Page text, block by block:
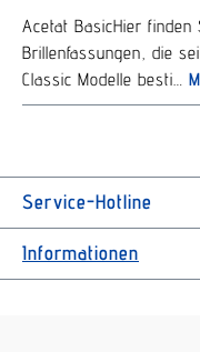
Acetat BasicHier finden
Brillenfassungen, die
Classic Modelle besti…
Service-Hotline
Informationen